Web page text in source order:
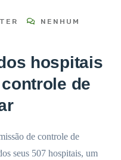
NENHUM
hospitais
de
de controle de
seus 507 hospitais, um